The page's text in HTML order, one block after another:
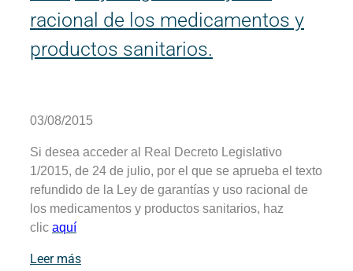
racional de los medicamentos y
productos sanitarios.
03/08/2015
Si desea acceder al Real Decreto Legislativo
1/2015, de 24 de julio, por el que se aprueba el texto
refundido de la Ley de garantías y uso racional de
los medicamentos y productos sanitarios, haz
clic aquí
Leer más